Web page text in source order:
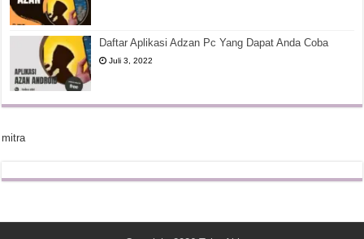
Daftar Aplikasi Adzan Pc Yang Dapat Anda Coba
Juli 3, 2022
mitra